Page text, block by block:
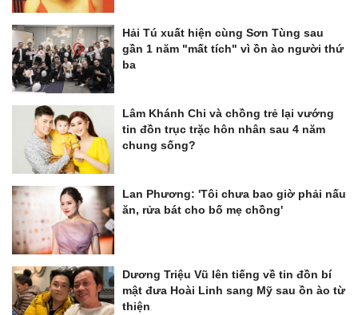
Hải Tú xuất hiện cùng Sơn Tùng sau
gần 1 năm "mất tích" vì ồn ào người thứ
ba
Lâm Khánh Chi và chồng trẻ lại vướng
tin đồn trục trặc hôn nhân sau 4 năm
chung sống?
Lan Phương: 'Tôi chưa bao giờ phải nấu
ăn, rửa bát cho bố mẹ chồng'
Dương Triệu Vũ lên tiếng về tin đồn bí
mật đưa Hoài Linh sang Mỹ sau ồn ào từ
thiện